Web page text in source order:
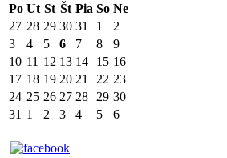
Po Ut St Št Pia So Ne
27 28 29 30 31 1
2
3
4 5 6 7 8
9
10 11 12 13 14 15 16
17 18 19 20 21 22 23
24 25 26 27 28 29 30
31 1 2 3 4 5 6